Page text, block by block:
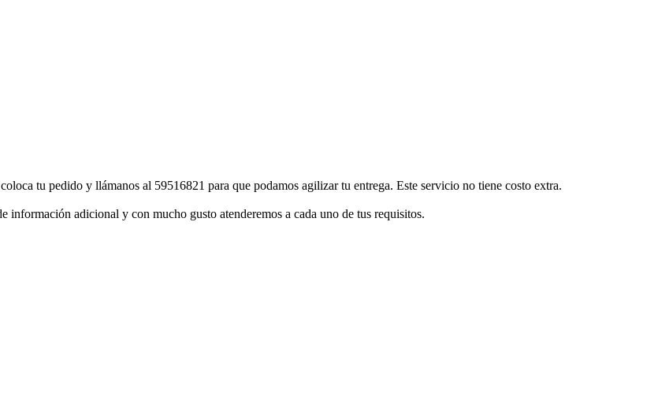
tu pedido y llámanos al 59516821 para que podamos agilizar tu entrega. Este servicio no tiene costo extra.
información adicional y con mucho gusto atenderemos a cada uno de tus requisitos.